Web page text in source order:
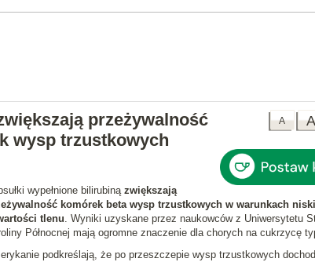
A
A
przeżywalność
wysp trzustkowych
wypełnione bilirubiną zwiększają
komórek beta wysp trzustkowych w warunkach
tlenu. Wyniki uzyskane przez naukowców z Uniwersytetu
Północnej mają ogromne znaczenie dla chorych na cukrzycę
podkreślają, że po przeszczepie wysp trzustkowych